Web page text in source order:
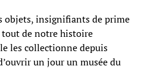
objets, insignifiants de prime
de notre histoire
les collectionne depuis
un jour un musée du